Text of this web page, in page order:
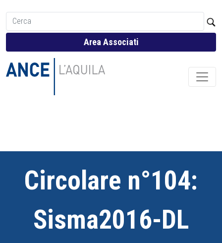
Area Associati
Circolare n°104:
Sisma2016-DL